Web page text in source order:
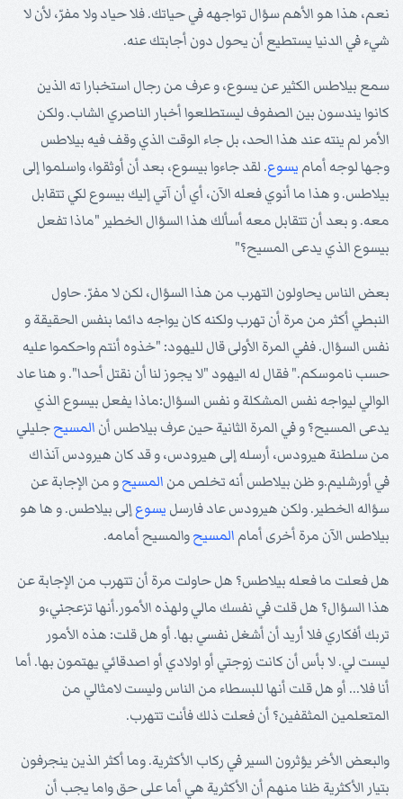
نعم، هذا هو الأهم سؤال تواجهه في حياتك. فلا حياد ولا مفرّ، لأن لا
شيء في الدنيا يستطيع أن يحول دون أجابتك عنه.
سمع بيلاطس الكثير عن يسوع، و عرف من رجال استخبارا ته الذين
كانوا يندسون بين الصفوف ليستطلعوا أخبار الناصري الشاب. ولكن
الأمر لم ينته عند هذا الحد، بل جاء الوقت الذي وقف فيه بيلاطس
وجها لوجه أمام يسوع. لقد جاءوا بيسوع، بعد أن أوثقوا، واسلموا إلى
بيلاطس. و هذا ما أنوي فعله الآن، أي أن آتي إليك بيسوع لكي تتقابل
معه. و بعد أن تتقابل معه أسألك هذا السؤال الخطير "ماذا تفعل
بيسوع الذي يدعى المسيح؟"
بعض الناس يحاولون التهرب من هذا السؤال، لكن لا مفرّ. حاول
النبطي أكثر من مرة أن تهرب ولكنه كان يواجه دائما بنفس الحقيقة و
نفس السؤال. ففي المرة الأولى قال لليهود: "خذوه أنتم واحكموا عليه
حسب ناموسكم." فقال له اليهود "لا يجوز لنا أن نقتل أحدا". و هنا عاد
الوالي ليواجه نفس المشكلة و نفس السؤال:ماذا يفعل بيسوع الذي
يدعى المسيح؟ و في المرة الثانية حين عرف بيلاطس أن المسيحجليلي
من سلطنة هيرودس، أرسله إلى هيرودس، و قد كان هيرودس آنذاك
في أورشليم.و ظن بيلاطس أنه تخلص من المسيحو من الإجابة عن
سؤاله الخطير. ولكن هيرودس عاد فارسل يسوعإلى بيلاطس. و ها هو
بيلاطس الآن مرة أخرى أمام المسيحوالمسيح أمامه.
هل فعلت ما فعله بيلاطس؟ هل حاولت مرة أن تتهرب من الإجابة عن
هذا السؤال؟ هل قلت في نفسك مالي ولهذه الأمور.أنها تزعجني،و
تربك أفكاري فلا أريد أن أشغل نفسي بها. أو هل قلت: هذه الأمور
ليست لي. لا بأس أن كانت زوجتي أو اولادي أو اصدقائي يهتمون بها. أما
أنا فلا... أو هل قلت أنها للبسطاء من الناس وليست لامثالي من
المتعلمين المثقفين؟ أن فعلت ذلك فأنت تتهرب.
والبعض الأخر يؤثرون السير في ركاب الأكثرية. وما أكثر الذين ينجرفون
بتيار الأكثرية ظنا منهم أن الأكثرية هي أما على حق واما يجب أن